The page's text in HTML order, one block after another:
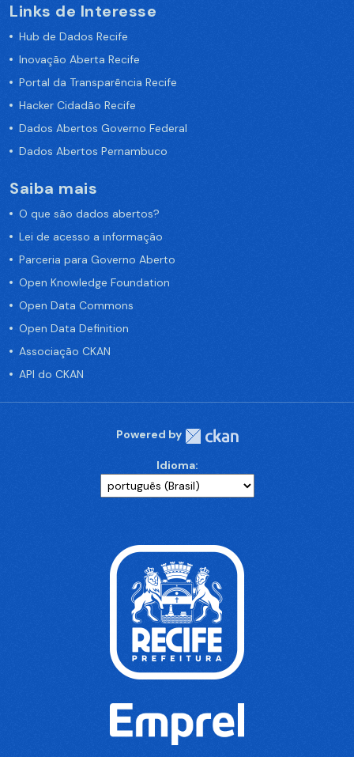
Links de Interesse
Hub de Dados Recife
Inovação Aberta Recife
Portal da Transparência Recife
Hacker Cidadão Recife
Dados Abertos Governo Federal
Dados Abertos Pernambuco
Saiba mais
O que são dados abertos?
Lei de acesso a informação
Parceria para Governo Aberto
Open Knowledge Foundation
Open Data Commons
Open Data Definition
Associação CKAN
API do CKAN
Powered by
Idioma